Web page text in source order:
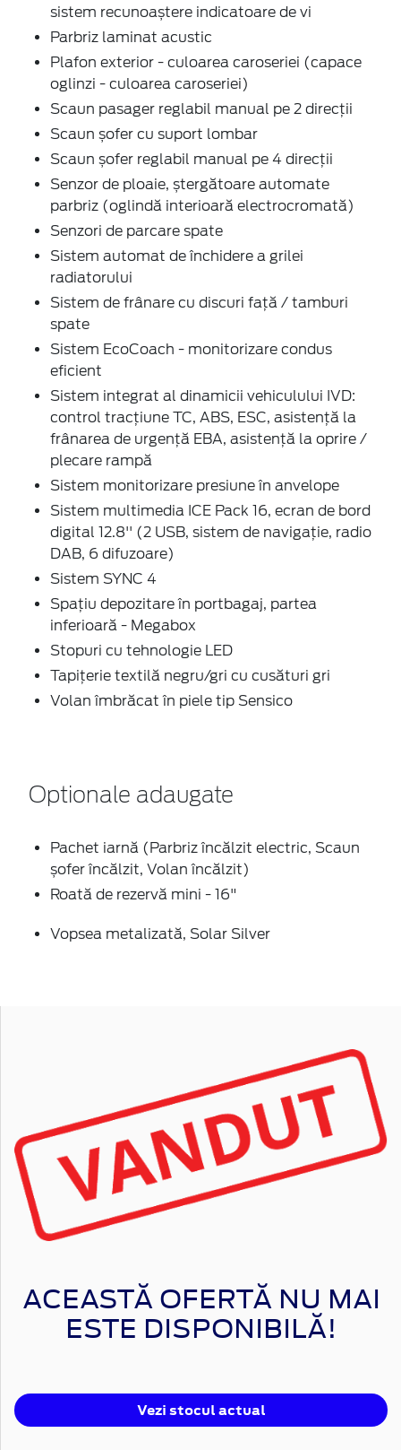
sistem recunoaștere indicatoare de vi
Parbriz laminat acustic
Plafon exterior - culoarea caroseriei (capace
oglinzi - culoarea caroseriei)
Scaun pasager reglabil manual pe 2 direcții
Scaun șofer cu suport lombar
Scaun șofer reglabil manual pe 4 direcții
Senzor de ploaie, ștergătoare automate
parbriz (oglindă interioară electrocromată)
Senzori de parcare spate
Sistem automat de închidere a grilei
radiatorului
Sistem de frânare cu discuri față / tamburi
spate
Sistem EcoCoach - monitorizare condus
eficient
Sistem integrat al dinamicii vehiculului IVD:
control tracțiune TC, ABS, ESC, asistență la
frânarea de urgență EBA, asistență la oprire /
plecare rampă
Sistem monitorizare presiune în anvelope
Sistem multimedia ICE Pack 16, ecran de bord
digital 12.8'' (2 USB, sistem de navigație, radio
DAB, 6 difuzoare)
Sistem SYNC 4
Spațiu depozitare în portbagaj, partea
inferioară - Megabox
Stopuri cu tehnologie LED
Tapițerie textilă negru/gri cu cusături gri
Volan îmbrăcat în piele tip Sensico
Optionale adaugate
Pachet iarnă (Parbriz încălzit electric, Scaun
șofer încălzit, Volan încălzit)
Roată de rezervă mini - 16"
Vopsea metalizată, Solar Silver
ACEASTĂ OFERTĂ NU MAI
ESTE DISPONIBILĂ!
Vezi stocul actual